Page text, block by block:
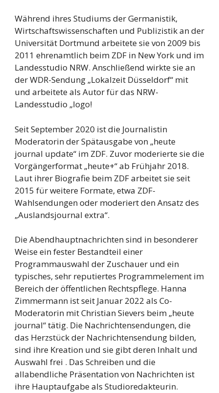
Während ihres Studiums der Germanistik,
Wirtschaftswissenschaften und Publizistik an der
Universität Dortmund arbeitete sie von 2009 bis
2011 ehrenamtlich beim ZDF in New York und im
Landesstudio NRW. Anschließend wirkte sie an
der WDR-Sendung „Lokalzeit Düsseldorf“ mit
und arbeitete als Autor für das NRW-
Landesstudio „logo!
Seit September 2020 ist die Journalistin
Moderatorin der Spätausgabe von „heute
journal update“ im ZDF. Zuvor moderierte sie die
Vorgängerformat „heute+“ ab Frühjahr 2018.
Laut ihrer Biografie beim ZDF arbeitet sie seit
2015 für weitere Formate, etwa ZDF-
Wahlsendungen oder moderiert den Ansatz des
„Auslandsjournal extra“.
Die Abendhauptnachrichten sind in besonderer
Weise ein fester Bestandteil einer
Programmauswahl der Zuschauer und ein
typisches, sehr reputiertes Programmelement im
Bereich der öffentlichen Rechtspflege. Hanna
Zimmermann ist seit Januar 2022 als Co-
Moderatorin mit Christian Sievers beim „heute
journal“ tätig. Die Nachrichtensendungen, die
das Herzstück der Nachrichtensendung bilden,
sind ihre Kreation und sie gibt deren Inhalt und
Auswahl frei . Das Schreiben und die
allabendliche Präsentation von Nachrichten ist
ihre Hauptaufgabe als Studioredakteurin.